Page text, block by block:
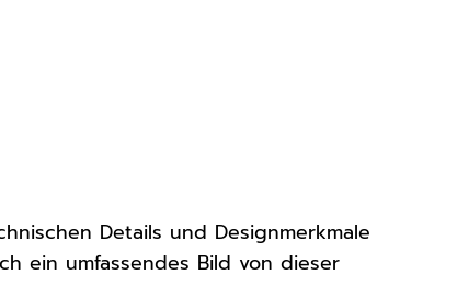
Details und Designmerkmale
ein umfassendes Bild von dieser